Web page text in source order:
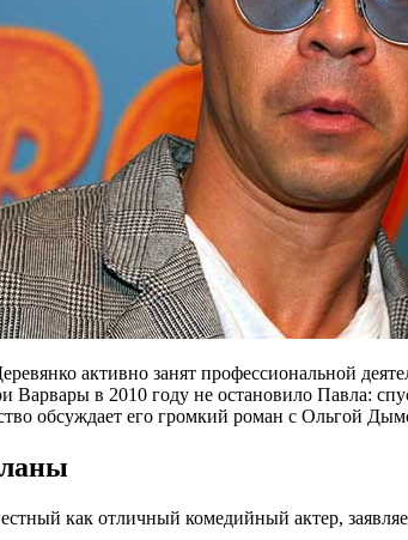
активно занят профессиональной
Варвары в 2010 году не остановило Павла:
обсуждает его громкий роман с Ольгой
как отличный комедийный актер,